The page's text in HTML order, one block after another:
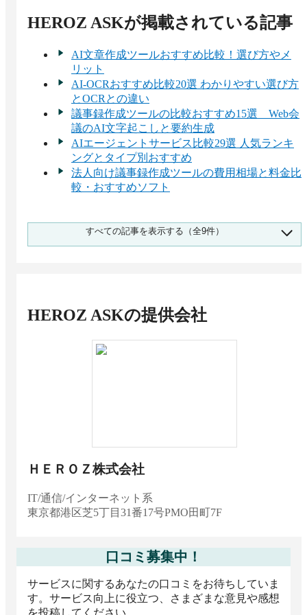
HEROZ ASKが掲載されている記事
AI文章作成ツールおすすめ比較！選び方やメ
リット
AI-OCRおすすめ比較20選 わかりやすい選び方
とOCRとの違い
議事録作成ツールの比較おすすめ15選 Web会
議のAI文字起こしと要約生成
AIエージェントサービス比較29選 人気ランキ
ングとタイプ別おすすめ
法人向け議事録作成ツールの費用相場と料金比
較・おすすめソフト
API連携に対応したAI-OCR9選。メリットや選
定ポイントも解説
おすすめの文字起こしツール比較！料金やメリ
ット・選び方のポイント
すべての記事を表示する（全9件）
HEROZ ASKの提供会社
ＨＥＲＯＺ株式会社
IT/通信/インターネット系
東京都港区芝5丁目31番17号PMO田町7F
口コミ募集中！
サービスに関するあなたの口コミをお待ちしていま
す。サービス向上に役立つ、さまざまな意見や感想
を投稿してください。